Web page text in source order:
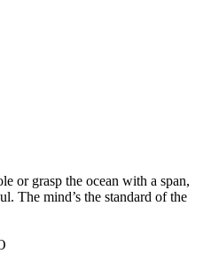
or grasp the ocean with a span,
The mind’s the standard of the